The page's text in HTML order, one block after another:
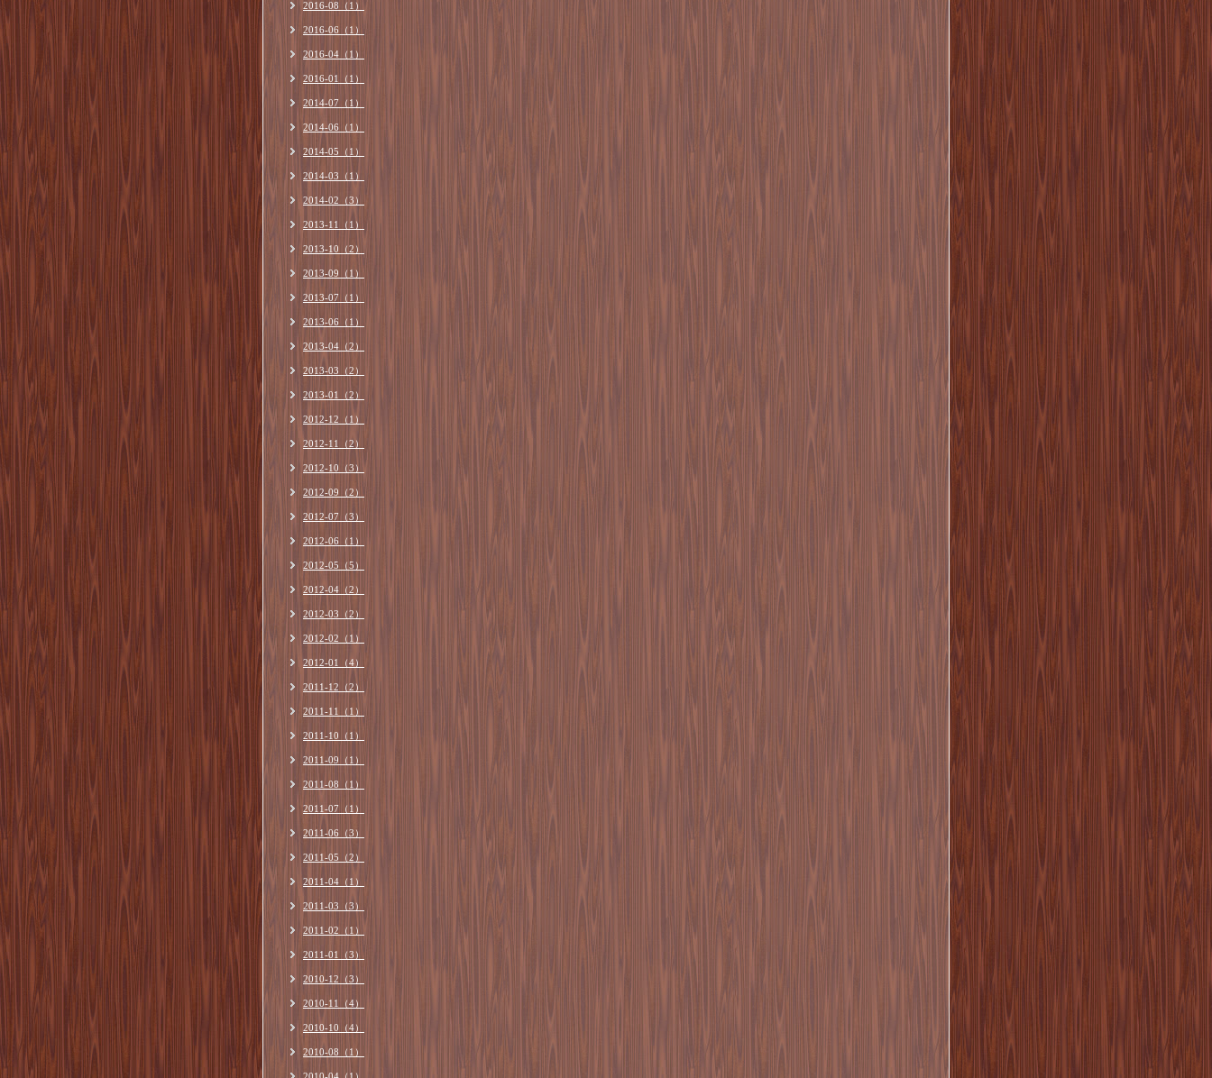
2016-08（1）
2016-06（1）
2016-04（1）
2016-01（1）
2014-07（1）
2014-06（1）
2014-05（1）
2014-03（1）
2014-02（3）
2013-11（1）
2013-10（2）
2013-09（1）
2013-07（1）
2013-06（1）
2013-04（2）
2013-03（2）
2013-01（2）
2012-12（1）
2012-11（2）
2012-10（3）
2012-09（2）
2012-07（3）
2012-06（1）
2012-05（5）
2012-04（2）
2012-03（2）
2012-02（1）
2012-01（4）
2011-12（2）
2011-11（1）
2011-10（1）
2011-09（1）
2011-08（1）
2011-07（1）
2011-06（3）
2011-05（2）
2011-04（1）
2011-03（3）
2011-02（1）
2011-01（3）
2010-12（3）
2010-11（4）
2010-10（4）
2010-08（1）